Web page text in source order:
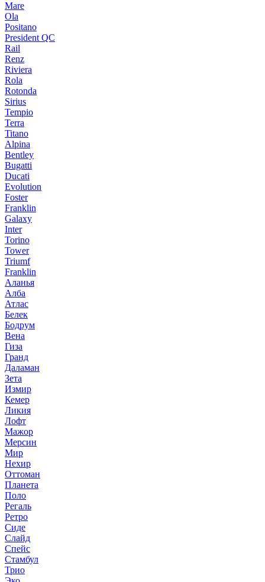
Mare
Ola
Positano
President QC
Rail
Renz
Riviera
Rola
Rotonda
Sirius
Tempio
Terra
Titano
Alpina
Bentley
Bugatti
Ducati
Evolution
Foster
Franklin
Galaxy
Inter
Torino
Tower
Triumf
Franklin
Аланья
Алба
Атлас
Белек
Бодрум
Вена
Гиза
Гранд
Даламан
Зета
Измир
Кемер
Ликия
Лофт
Мажор
Мерсин
Мир
Нехир
Оттоман
Планета
Поло
Регаль
Ретро
Сиде
Слайд
Спейс
Стамбул
Трио